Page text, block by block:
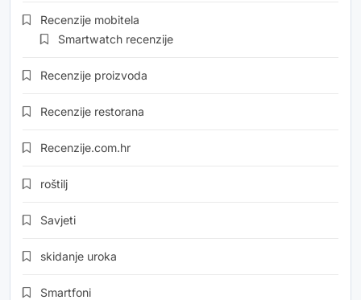
Recenzije mobitela
Smartwatch recenzije
Recenzije proizvoda
Recenzije restorana
Recenzije.com.hr
roštilj
Savjeti
skidanje uroka
Smartfoni